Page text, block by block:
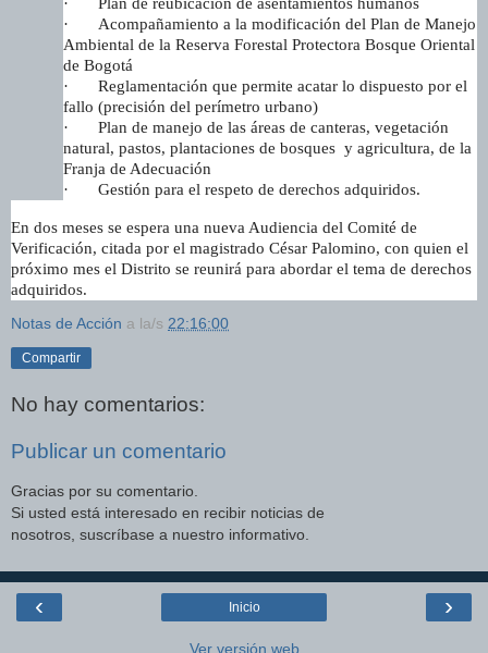
·
Acompañamiento a la modificación del Plan de Manejo
Ambiental de la Reserva Forestal Protectora Bosque Oriental
de Bogotá
·
Reglamentación que permite acatar lo dispuesto por el
fallo (precisión del perímetro urbano)
·
Plan de manejo de las áreas de canteras, vegetación
natural, pastos, plantaciones de bosques y agricultura, de la
Franja de Adecuación
·
Gestión para el respeto de derechos adquiridos.
En dos meses se espera una nueva Audiencia del Comité de
Verificación, citada por el magistrado César Palomino, con quien el
próximo mes el Distrito se reunirá para abordar el tema de derechos
adquiridos.
Notas de Acción a la/s 22:16:00
Compartir
No hay comentarios:
Publicar un comentario
Gracias por su comentario.
Si usted está interesado en recibir noticias de
nosotros, suscríbase a nuestro informativo.
‹ ›
Inicio
Ver versión web